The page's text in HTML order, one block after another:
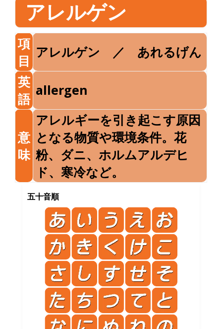
アレルゲン
項
目
アレルゲン ／ あれるげん
英
語
allergen
意
味
アレルギーを引き起こす原因
となる物質や環境条件。花
粉、ダニ、ホルムアルデヒ
ド、寒冷など。
五十音順